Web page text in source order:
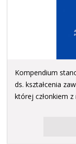
Kompendium
ds. kształcenia
której członkiem